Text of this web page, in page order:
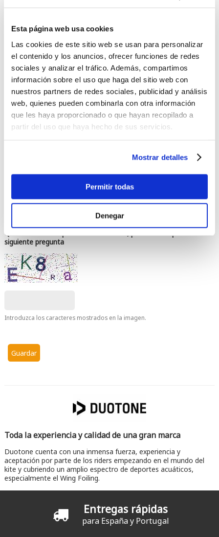
Esta página web usa cookies
Las cookies de este sitio web se usan para personalizar
el contenido y los anuncios, ofrecer funciones de redes
sociales y analizar el tráfico. Además, compartimos
información sobre el uso que haga del sitio web con
nuestros partners de redes sociales, publicidad y análisis
web, quienes pueden combinarla con otra información
que les haya proporcionado o que hayan recopilado a
partir del uso que haya hecho de sus servicios.
Mostrar detalles
Permitir todas
Denegar
El contenido de este campo se mantiene privado y no se mostrará
públicamente. Si dispone de una cuenta
electrónico, se usará para poder mostrar su avatar!.
Valora este producto *
Comentario
No se permiten enlaces.
Saltos automáticos de líneas y de párrafos.
Queremos saber que no eres un robot, por favor responde la
siguiente pregunta
Introduzca los caracteres mostrados en la imagen.
Toda la experiencia y calidad de una gran marca
Duotone cuenta con una inmensa fuerza, experiencia y
aceptación por parte de los riders empezando en el mundo del
kite y cubriendo un amplio espectro de deportes acuáticos,
especialmente el Wing Foiling.
Entregas rápidas
para España y Portugal